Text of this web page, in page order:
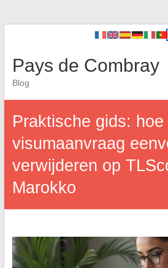
Pays de Combray
Blog
Praktische gids: hoe
visumaanvraag
verwijderen op
Marokko